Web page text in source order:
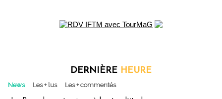
DERNIÈRE HEURE
News Les + lus Les + commentés